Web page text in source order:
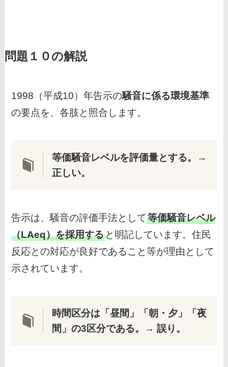
問題１０の解説
1998（平成10）年告示の騒音に係る環境基準
の要点を、各肢と照合します。
等価騒音レベルを評価量とする。
→
正しい。
告示は、騒音の評価手法として等価騒音レベル
（LAeq）を採用する と明記しています。住民
反応との対応が良好であること等が理由として
示されています。
時間区分は「昼間」「朝・夕」「夜
間」の3区分である。
→誤り。